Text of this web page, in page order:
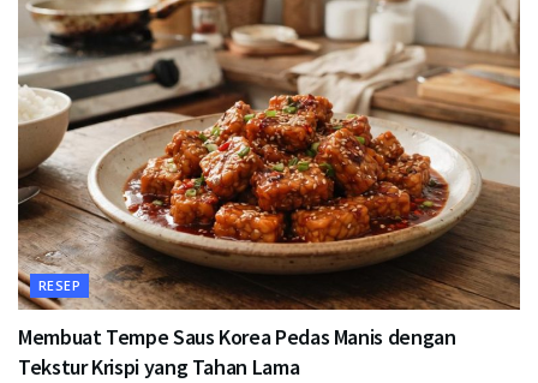
RESEP
Membuat Tempe Saus Korea Pedas Manis dengan
Tekstur Krispi yang Tahan Lama